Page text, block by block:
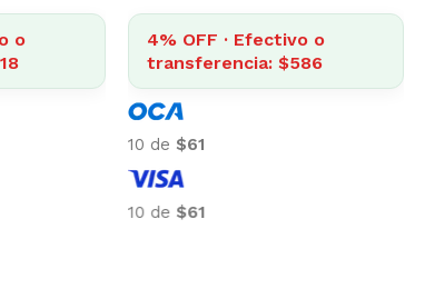
o
4% OFF · Efectivo o
transferencia: $318
10 de $33
10 de $33